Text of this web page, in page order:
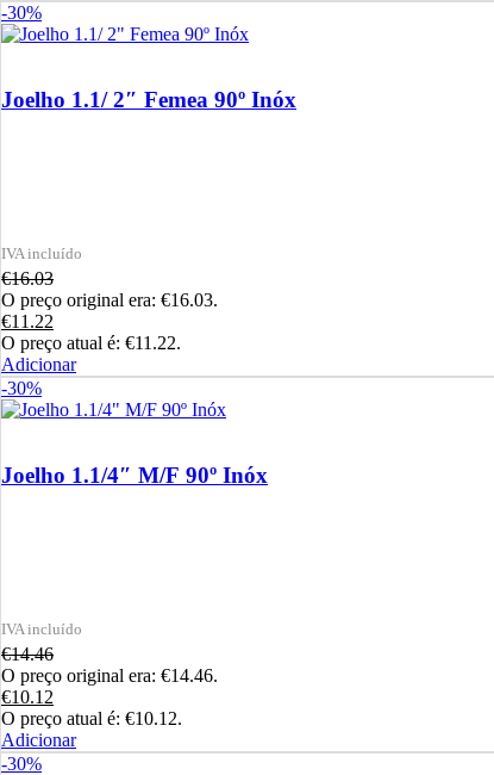
-30%
Joelho 1.1/ 2″ Femea 90º Inóx
€16.03
O preço original era: €16.03.
€11.22
O preço atual é: €11.22.
Adicionar
-30%
Joelho 1.1/4″ M/F 90º Inóx
€14.46
O preço original era: €14.46.
€10.12
O preço atual é: €10.12.
Adicionar
-30%